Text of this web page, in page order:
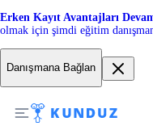
Erken Kayıt Avantajları
olmak için şimdi eğitim
Danışmana Bağlan